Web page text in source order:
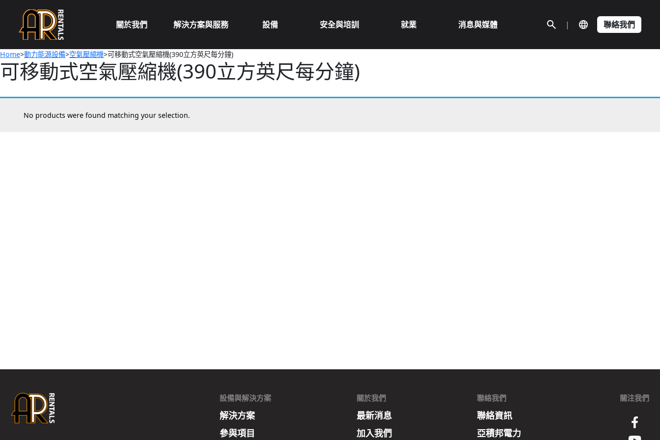
content
關於我們 解決方案與服務 設備 安全與培訓 就業 消息與媒體 | 聯絡我們
Home>動力能源設備>空氣壓縮機>可移動式空氣壓縮機(390立方英尺每分鐘)
可移動式空氣壓縮機(390立方英尺每分鐘)
No products were found matching your selection.
設備與解決方案
解決方案
參與項目
關於我們
最新消息
加入我們
聯絡我們
聯絡資訊
亞積邦電力
關注我們